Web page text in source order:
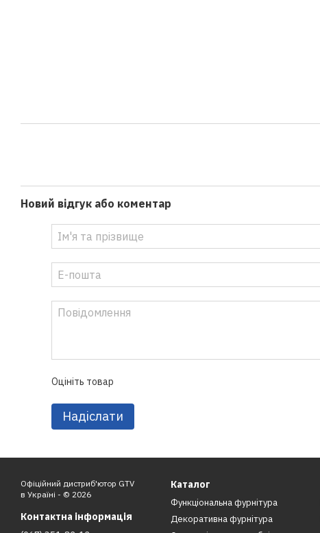
Новий відгук або коментар
Оцініть товар
Надіслати
Офіційний дистриб'ютор GTV
в Україні - © 2026
Контактна інформація
Каталог
Функціональна фурнітура
Декоративна фурнітура